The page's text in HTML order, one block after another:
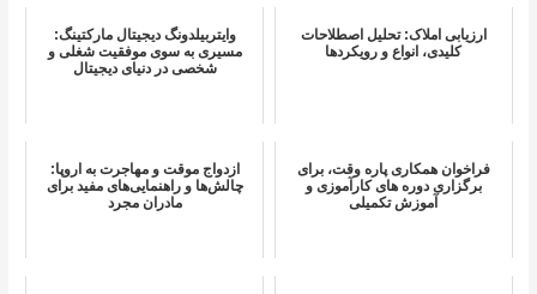
ارزیابی املاک: تحلیل اصطلاحات
کلیدی، انواع و رویکردها
وایتربیلدونگ دیجیتال مارکتینگ:
مسیری به سوی موفقیت شغلی و
شخصی در دنیای دیجیتال
فراخوان همکاری پاره وقت، برای
برگزاری دوره های کارآموزی و
آموزش تکمیلی
ازدواج موقت و مهاجرت به اروپا:
چالش‌ها و راهنمایی‌های مفید برای
مادران مجرد